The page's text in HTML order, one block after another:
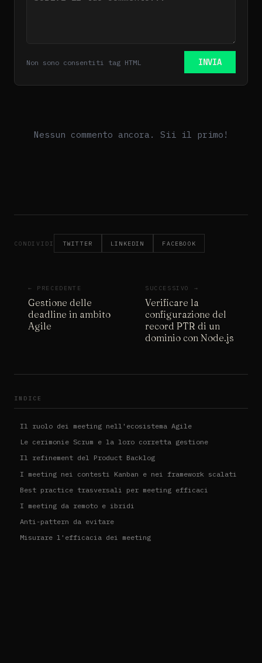
CONDIVIDI TWITTER LINKEDIN FACEBOOK
← PRECEDENTE
Gestione delle
deadline in ambito
Agile
SUCCESSIVO →
Verificare la
configurazione del
record PTR di un
dominio con Node.js
INDICE
Il ruolo dei meeting nell'ecosistema Agile
Le cerimonie Scrum e la loro corretta gestione
Il refinement del Product Backlog
I meeting nei contesti Kanban e nei framework scalati
Best practice trasversali per meeting efficaci
I meeting da remoto e ibridi
Anti-pattern da evitare
Misurare l'efficacia dei meeting